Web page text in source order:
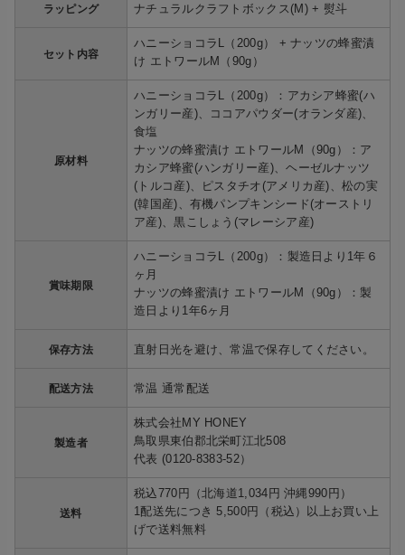
ラッピング ナチュラルクラフトボックス(M) + 熨斗
セット内容
ハニーショコラL（200g） + ナッツの蜂蜜漬
け エトワールM（90g）
原材料
ハニーショコラL（200g）：アカシア蜂蜜(ハ
ンガリー産)、ココアパウダー(オランダ産)、
食塩
ナッツの蜂蜜漬け エトワールM（90g）：ア
カシア蜂蜜(ハンガリー産)、ヘーゼルナッツ
(トルコ産)、ピスタチオ(アメリカ産)、松の実
(韓国産)、有機パンプキンシード(オーストリ
ア産)、黒こしょう(マレーシア産)
賞味期限
ハニーショコラL（200g）：製造日より1年６
ヶ月
ナッツの蜂蜜漬け エトワールM（90g）：製
造日より1年6ヶ月
保存方法 直射日光を避け、常温で保存してください。
配送方法 常温 通常配送
製造者
株式会社MY HONEY
鳥取県東伯郡北栄町江北508
代表 (0120-8383-52）
送料
税込770円（北海道1,034円 沖縄990円）
1配送先につき 5,500円（税込）以上お買い上
げで送料無料